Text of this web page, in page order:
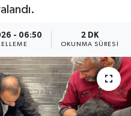
- 06:50 2 DK
OKUNMA SÜRESI